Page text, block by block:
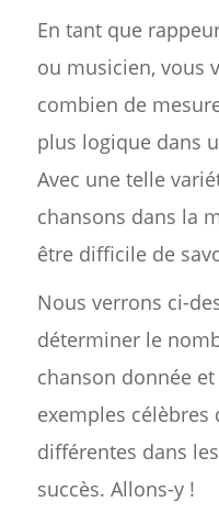
En tant que
ou musicien, vous
combien de
plus logique dans
Avec une telle
chansons dans la
être difficile de
Nous verrons ci-
déterminer le
chanson donnée
exemples célèbres
différentes dans
succès. Allons-y !